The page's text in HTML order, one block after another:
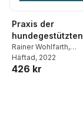
Praxis der
hundegestützten
Therapie
Rainer Wohlfarth,
Bettina Mutschler
Häftad, 2022
426 kr